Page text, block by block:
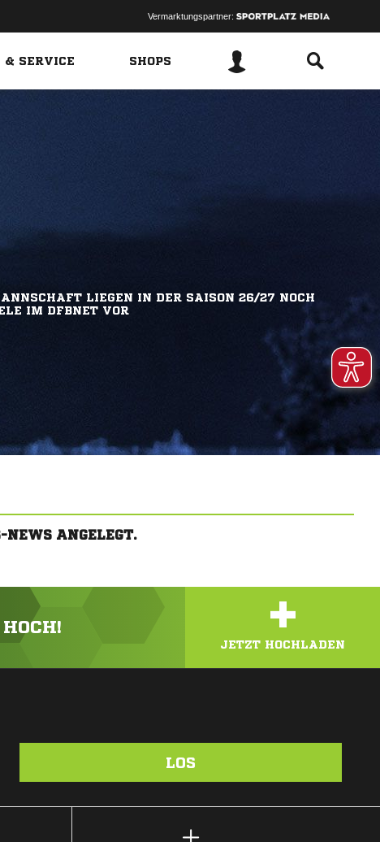
Vermarktungspartner:
& SERVICE SHOPS
LIEGEN IN DER SAISON 26/27 NOCH
IM DFBNET VOR
ANGELEGT.
+
JETZT HOCHLADEN
LOS